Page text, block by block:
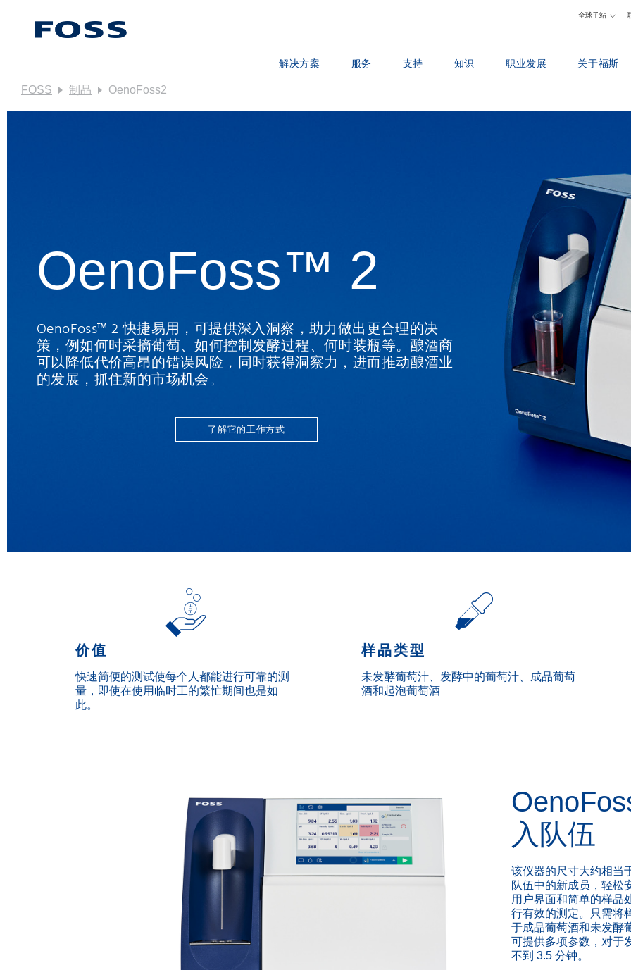
全球子站
解决方案
浏览行业
服务
分析包
支持
联系本地支持
知识
饲料和饲草
职业发展
寻找职位
关于福斯
可持续发展
媒体
为何选择福斯
条款&政策
FOSS 制品 OenoFoss2
OenoFoss™ 2
OenoFoss™ 2 快捷易用，可提供深入洞察，助力做出更合理的决
策，例如何时采摘葡萄、如何控制发酵过程、何时装瓶等。酿酒商
可以降低代价高昂的错误风险，同时获得洞察力，进而推动酿酒业
的发展，抓住新的市场机会。
了解它的工作方式
价值
快速简便的测试使每个人都能进行可靠的测
量，即使在使用临时工的繁忙期间也是如
此。
样品类型
未发酵葡萄汁、发酵中的葡萄汁、成品葡萄
酒和起泡葡萄酒
入队伍
该仪器的尺寸大约相当
队伍中的新成员，轻松
用户界面和简单的样品
行有效的测定。只需将
于成品葡萄酒和未发酵
可提供多项参数，对于
不到 3.5 分钟。